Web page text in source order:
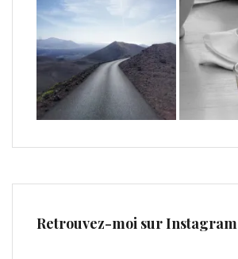
Retrouvez-moi sur Instagram